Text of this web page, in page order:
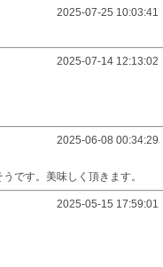
2025-07-25 10:03:41
2025-07-14 12:13:02
2025-06-08 00:34:29
です。美味しく頂きます。
2025-05-15 17:59:01